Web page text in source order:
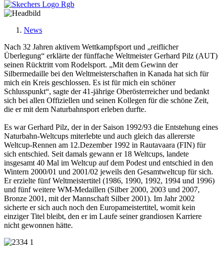
News
Nach 32 Jahren aktivem Wettkampfsport und „reiflicher
Überlegung“ erklärte der fünffache Weltmeister Gerhard Pilz (AUT)
seinen Rücktritt vom Rodelsport. „Mit dem Gewinn der
Silbermedaille bei den Weltmeisterschaften in Kanada hat sich für
mich ein Kreis geschlossen. Es ist für mich ein schöner
Schlusspunkt“, sagte der 41-jährige Oberösterreicher und bedankt
sich bei allen Offiziellen und seinen Kollegen für die schöne Zeit,
die er mit dem Naturbahnsport erleben durfte.
Es war Gerhard Pilz, der in der Saison 1992/93 die Entstehung eines
Naturbahn-Weltcups miterlebte und auch gleich das allererste
Weltcup-Rennen am 12.Dezember 1992 in Rautavaara (FIN) für
sich entschied. Seit damals gewann er 18 Weltcups, landete
insgesamt 40 Mal im Weltcup auf dem Podest und entschied in den
Wintern 2000/01 und 2001/02 jeweils den Gesamtweltcup für sich.
Er erzielte fünf Weltmeistertitel (1986, 1990, 1992, 1994 und 1996)
und fünf weitere WM-Medaillen (Silber 2000, 2003 und 2007,
Bronze 2001, mit der Mannschaft Silber 2001). Im Jahr 2002
sicherte er sich auch noch den Europameistertitel, womit kein
einziger Titel bleibt, den er im Laufe seiner grandiosen Karriere
nicht gewonnen hätte.